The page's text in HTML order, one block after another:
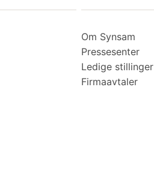
Om Synsam
Pressesenter
Ledige stillinger
Firmaavtaler